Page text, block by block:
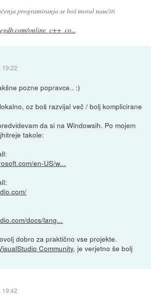
programiranja se boš moral naučiti
online_c++_co...
19:22
pozne popravce.. :)
oz boš razvijal več / bolj komplicirane
da si na Windowsih. Po mojem
takole:
en-US/w...
docs/lang...
dobro za praktično vse projekte.
Community, je verjetno še bolj
19:42